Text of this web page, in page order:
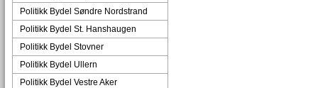
Politikk Bydel Søndre Nordstrand
Politikk Bydel St. Hanshaugen
Politikk Bydel Stovner
Politikk Bydel Ullern
Politikk Bydel Vestre Aker